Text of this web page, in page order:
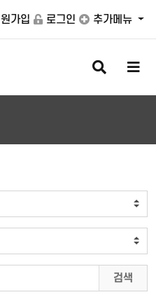
가입 로그인 추가메뉴
검
색
버
메
버
검색